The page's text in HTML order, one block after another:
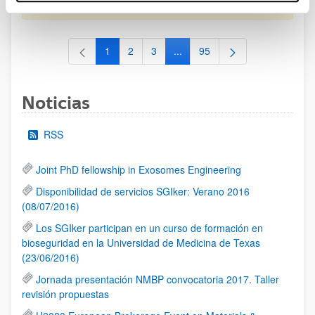
al 30/07/2026 (ambos incluídos)
Página
1 Página
2 Página
3 ...Páginas intermedias Use TAB
Página
95
Noticias
RSS
Joint PhD fellowship in Exosomes Engineering
Disponibilidad de servicios SGIker: Verano 2016
(08/07/2016)
Los SGIker participan en un curso de formación en
bioseguridad en la Universidad de Medicina de Texas
(23/06/2016)
Jornada presentación NMBP convocatoria 2017. Taller
revisión propuestas